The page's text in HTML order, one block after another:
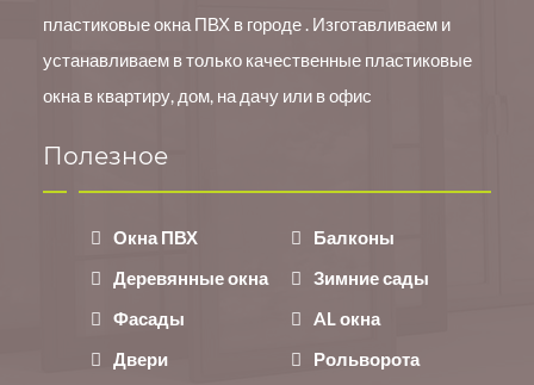
пластиковые окна ПВХ в городе . Изготавливаем и
устанавливаем в только качественные пластиковые
окна в квартиру, дом, на дачу или в офис
Полезное
Окна ПВХ
Балконы
Деревянные окна
Зимние сады
Фасады
AL окна
Двери
Рольворота